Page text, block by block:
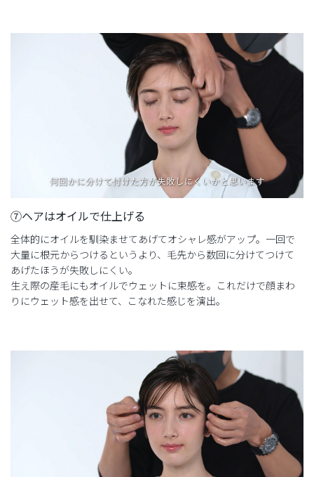
⑦ヘアはオイルで仕上げる
全体的にオイルを馴染ませてあげてオシャレ感がアップ。一回で
大量に根元からつけるというより、毛先から数回に分けてつけて
あげたほうが失敗しにくい。
生え際の産毛にもオイルでウェットに束感を。これだけで顔まわ
りにウェット感を出せて、こなれた感じを演出。